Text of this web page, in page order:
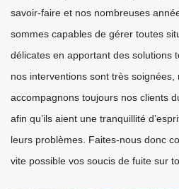
savoir-faire et nos nombreuses
sommes capables de gérer toutes
délicates en apportant des solutions
nos interventions sont très soignées,
accompagnons toujours nos clients
afin qu’ils aient une tranquillité
leurs problèmes. Faites-nous donc
vite possible vos soucis de fuite sur